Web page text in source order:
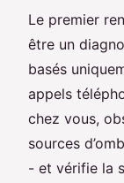
Le premier
être un
basés
appels
chez vous,
sources
- et vérifie la